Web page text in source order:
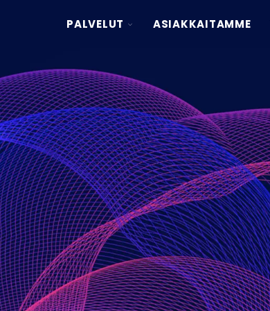
PALVELUT TOGGLEASIAKKAITAMME